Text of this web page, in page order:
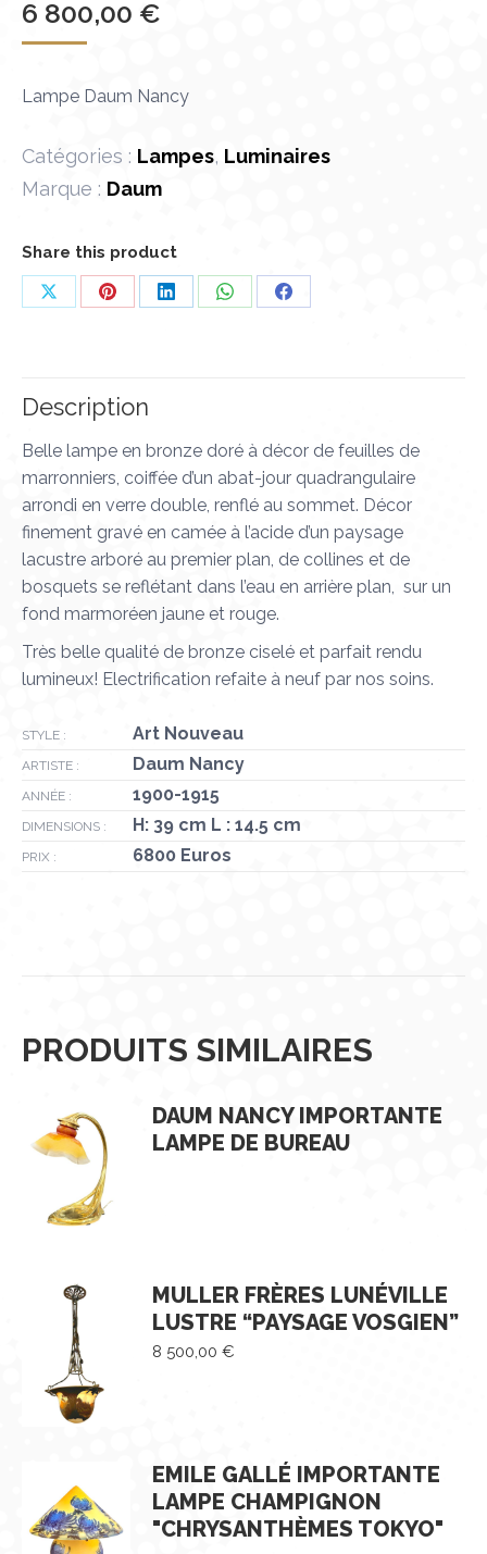
6 800,00 €
Lampe Daum Nancy
Catégories : Lampes, Luminaires
Marque : Daum
Share this product
PartagerPartagerPartagerPartagerPartager
Description
Belle lampe en bronze doré à décor de feuilles de
marronniers, coiffée d’un abat-jour quadrangulaire
arrondi en verre double, renflé au sommet. Décor
finement gravé en camée à l’acide d’un paysage
lacustre arboré au premier plan, de collines et de
bosquets se reflétant dans l’eau en arrière plan, sur un
fond marmoréen jaune et rouge.
Très belle qualité de bronze ciselé et parfait rendu
lumineux! Electrification refaite à neuf par nos soins.
STYLE : Art Nouveau
ARTISTE : Daum Nancy
ANNÉE : 1900-1915
DIMENSIONS : H: 39 cm L : 14.5 cm
PRIX : 6800 Euros
PRODUITS SIMILAIRES
DAUM NANCY IMPORTANTE
LAMPE DE BUREAU
MULLER FRÈRES LUNÉVILLE
LUSTRE “PAYSAGE VOSGIEN”
8 500,00 €
EMILE GALLÉ IMPORTANTE
LAMPE CHAMPIGNON
"CHRYSANTHÈMES TOKYO"